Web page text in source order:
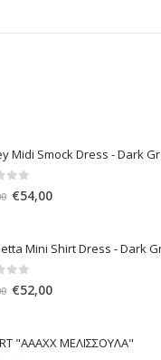
of 5
Original
€108,00.
€54,00Η
είναι:
of 5
Original
€104,00.
€52,00Η
είναι:
"ΑΑΑΧΧ ΜΕΛΙΣΣΟΥΛΑ"